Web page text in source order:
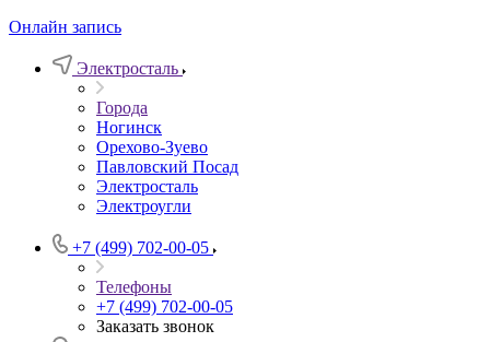
Онлайн запись
Электросталь
Города
Ногинск
Орехово-Зуево
Павловский Посад
Электросталь
Электроугли
+7 (499) 702-00-05
Телефоны
+7 (499) 702-00-05
Заказать звонок